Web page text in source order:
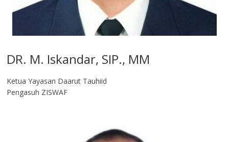
DR. M. Iskandar, SIP., MM
Ketua Yayasan Daarut Tauhiid
Pengasuh ZISWAF